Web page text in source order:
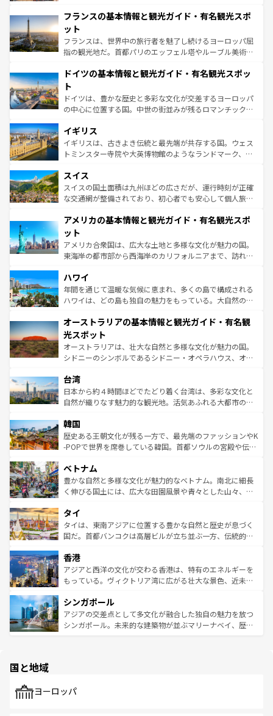
ませてくれるイタリアで、忘れられない旅をしてみよう！
なお、新着のイタリア情報は
しい。
文化が根付くこの国では、情熱的なフラメンコ、熱気あふ
れる闘牛、そして美味しいタパスが生活の一部となってい
る。首都マドリードの洗練された雰囲気や、バルセロナの
アートに溢れた街角から、地方では古代ローマ遺跡や中世
せる。地方によって風土や気候が異なるスペインはその個
ンテンツ一覧 を参照してほしい。
フランスの基本情報と観光ガイド・有名観光スポ
ット
フランスは、世界中の旅行者を魅了し続けるヨーロッパ屈
指の観光地だ。首都パリのエッフェル塔やルーブル美術館
で、幅広い魅力が詰まっている。華麗な宮殿、歴史的な大
聖堂、美しいビーチ、そして豊かな自然が、訪れる者を心
から魅了する。また、フランスは美食の国としても知ら
れ、フランス料理はユネスコ無形文化遺産にも登録されて
香り高いラベンダー畑など、多彩な楽しみ方が可能だ。さ
らに、パリ以外の地域にも魅力が溢れており、どの街角に
も豊かな歴史と文化が息づいている。パリ以外の個性あふ
を参照してほしい。
ドイツの基本情報と観光ガイド・有名観光スポッ
ト
ドイツは、豊かな歴史と多彩な文化が交差するヨーロッパ
の中心に位置する国。中世の街並みが残るロマンチック街
顔を持つこの国は、どこを歩いても飽きることがない。ベ
ルリンの文化的活気、バイエルン州のアルプスの絶景、そ
してライン川沿いのワイン畑といった風景は必見。ビール
は、お酒好きな人にはぜひ体験してほしい。 なお、新着の
ドイツ情報はコンテンツ一覧を参照してほしい。
イギリス
イギリスは、古きよき伝統と最先端が共存する国。ウェス
トミンスター寺院や大英博物館のようなランドマーク、歴
リアごとに異なる魅力がある。また、優雅なアフタヌーン
ティー、ビール好きにはたまらない英国パブ、サッカー観
戦など、本場だからこそできる体験も豊富。イギリスを旅
ンツ一覧を参照してほしい。
スイス
スイスの国土面積は九州ほどの広さだが、運行時刻が正確
な交通網が整備されており、初心者でも安心して個人旅行
の建物がそのまま残る町や、スイスならではのユニークな
博物館もあり、アルプス観光だけでなく町歩きも満喫する
ことができる。国民の所得が高いため物価も高いが、旅行
者向けの交通パス提供のサービスもあり、うまく活用すれ
着のスイス情報は
アメリカの基本情報と観光ガイド・有名観光スポ
ット
アメリカ合衆国は、広大な土地と多様な文化が魅力の国。
東海岸の都市部から西海岸のカリフォルニアまで、訪れる
のような巨大都市は、観光、ショッピング、エンターテイ
ンメントが詰まった刺激的なスポットだ。一方、アメリカ
西部には大自然が広がり、グランドキャニオンやイエロー
部のニューオーリンズでは、音楽と美食が融合した独特の
文化が魅力。旅行者はアメリカの各地域で異なる魅力を楽
しみながら、その多様性と豊かな歴史を感じることができ
るだろう。車でのロードトリップや列車の旅も、アメリカ
情報は
ハワイ
年間を通じて温暖な気候に恵まれ、多くの島で構成される
ハワイは、どの島も独自の魅力をもっている。大自然の神
ワイ島は見逃せない。また、定番の観光地といえばオアフ
島だが、静かな自然を求めるならマウイ島やカウアイ島が
おすすめ。エメラルドグリーンに輝く海をはじめ、豊かな
文化や歴史が息づいている。「アロハスピリット」と呼ば
人々、おいしいローカルフードやハワイアンミュージッ
ク、伝統的なフラダンスなど、すべてがハワイの魅力を彩
っている。訪れるたびに新しい発見と感動が待っているハ
はコンテンツ一覧
オーストラリアの基本情報と観光ガイド・有名観
光スポット
オーストラリアは、壮大な自然と多様な文化が魅力の国。
シドニーのシンボルであるシドニー・オペラハウス、オー
リアリーフや大陸中央部にそびえるウルル（エアーズロッ
ク）、タスマニアの美しい原生林やケアンズの熱帯雨林な
ど、見どころがたくさん。また、カフェやワイン、オージ
いる。アクティビティも充実しており、サーフィンやダイ
ビング、ハイキングなど、アウトドア好きにはたまらな
い。オーストラリアの多彩な魅力を存分に味わいつくそ
参照してほしい。
台湾
日本から約４時間ほどでたどり着く台湾は、多彩な文化と
自然が織りなす魅力的な観光地。活気あふれる大都市の台
ン）、静ひつな山岳地帯である台湾東部など、都市の喧騒
と山間の静けさが共存しており、訪れる人に新しい発見と
驚きをもたらしてくれる。また、奥深い台湾の食文化も魅
容にもいいと評判のスイーツなど、バラエティ豊かな料理
が味わえる。 なお、新着の台湾情報は コンテンツ一覧を参
照してほしい。
韓国
歴史ある王朝文化が残る一方で、最先端のファッションやK
-POPで世界を席巻している韓国。首都ソウルの宮殿や伝統
き、地方に足を延ばせば四季折々の自然美を楽しむことが
できる。そして、キムチや焼肉、絶品のストリートフード
まで、さまざまな韓国料理が待っている。夜には、韓国な
リティに包まれながら、韓国の多彩な魅力を心ゆくまで味
わってみてほしい。 なお、新着の韓国情報はコンテンツ一
覧を参照してほしい。
ベトナム
豊かな自然と多様な文化が魅力的なベトナム。南北に細長
く伸びる国土には、広大な田園風景や青々とした山々、世
急速な発展と共に伝統が息づく。ハノイの古い町並みやホ
ーチミン市のフランス統治時代の建物も、独特の雰囲気を
醸し出している。また、バラエティの豊かさとおいしさで
とつ。フォーやバインミー、ベトナムコーヒーなどは、ぜ
ひ現地で味わいたい。どの地域を訪れてもあたたかい人々
が旅行者を迎えてくれるので、きっと忘れられない旅にな
参照してほしい。
タイ
タイは、東南アジアに位置する豊かな自然と歴史が息づく
国だ。首都バンコクは高層ビルが立ち並ぶ一方、伝統的な
の活気が交差している。北部ではチェンマイなどの山岳地
帯で自然と触れ合い、南部ではプーケットやクラビの美し
いビーチでリゾート気分を楽しむことができる。タイ料理
激する。気候は一年中温暖で、どの季節にも異なる楽しみ
が待っている。親しみやすいタイの人々、仏教を中心とし
た文化、そして多様な観光資源が、訪れる旅人を魅了し続
香港
アジアと西洋の文化が交わる香港は、特有のエネルギーを
もっている。ヴィクトリア湾に広がる壮大な景色、近未来
み、どこを訪れても感動するはず。観光スポットが密集し
ており、効率よく見どころを回れるのも魅力。息をのむよ
うな絶景から文化的な体験まで、香港を存分に楽しみ尽く
シンガポール
アジアの交差点として多文化が融合した独自の魅力を放つ
シンガポール。未来的な建築物が並ぶマリーナベイ、歴史
で、ホーカーズは地元の風情を楽しめる外せないスポット
国と地域
ヨーロッパ